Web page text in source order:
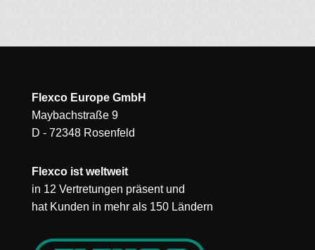
Flexco Europe GmbH
Maybachstraße 9
D - 72348 Rosenfeld
Flexco ist weltweit
in 12 Vertretungen präsent und
hat Kunden in mehr als 150 Ländern